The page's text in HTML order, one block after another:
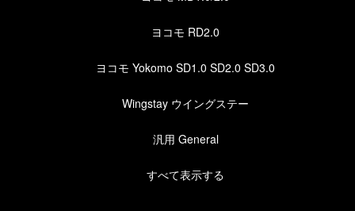
ヨコモ RD2.0
ヨコモ Yokomo SD1.0 SD2.0 SD3.0
Wingstay ウイングステー
汎用 General
すべて表示する